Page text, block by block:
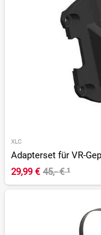
XLC
Adapterset für VR-
29,99 € 45,- €¹